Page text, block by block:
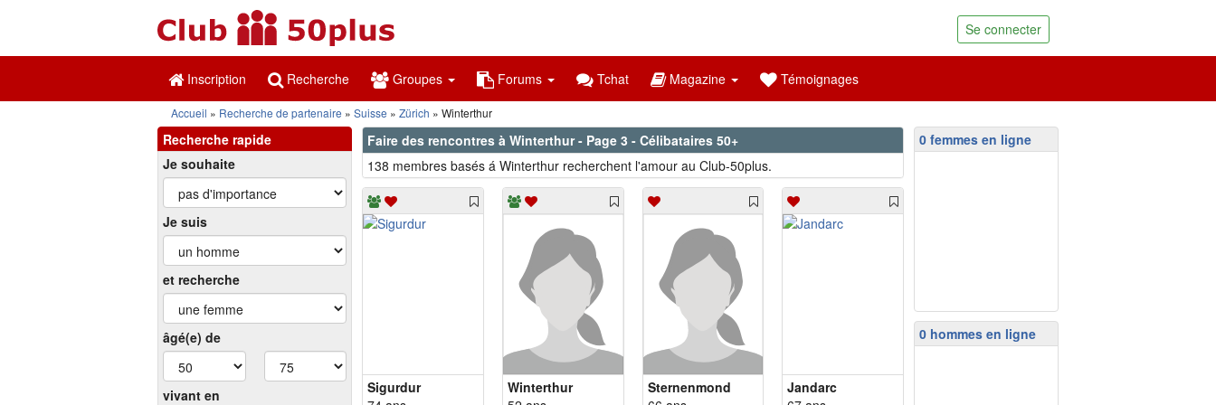
Se connecter
Inscription Recherche Groupes Forums Tchat Magazine Témoignages
Accueil Recherche de partenaire Suisse Zürich Winterthur
Recherche rapide
Je souhaite
Je suis
et recherche
âgé(e) de
vivant en
Faire des rencontres à Winterthur - Page 3 - Célibataires 50+
138 membres basés á Winterthur recherchent l'amour au Club-50plus.
Sigurdur
Winterthur
Sternenmond
Jandarc
0 femmes en ligne
0 hommes en ligne